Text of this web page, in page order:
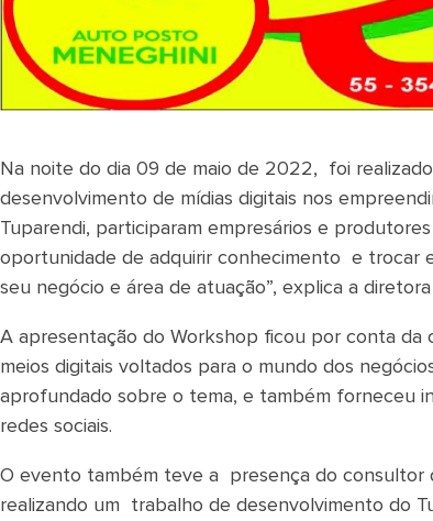
Na noite do dia 09 de maio de 2022, foi
desenvolvimento de mídias digitais nos
Tuparendi, participaram empresários e
oportunidade de adquirir conhecimento e trocar
seu negócio e área de atuação”, explica a
A apresentação do Workshop ficou por conta da
meios digitais voltados para o mundo dos
aprofundado sobre o tema, e também forneceu
redes sociais.
O evento também teve a presença do consultor
realizando um trabalho de desenvolvimento do